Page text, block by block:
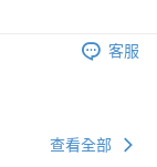
客服
查看全部